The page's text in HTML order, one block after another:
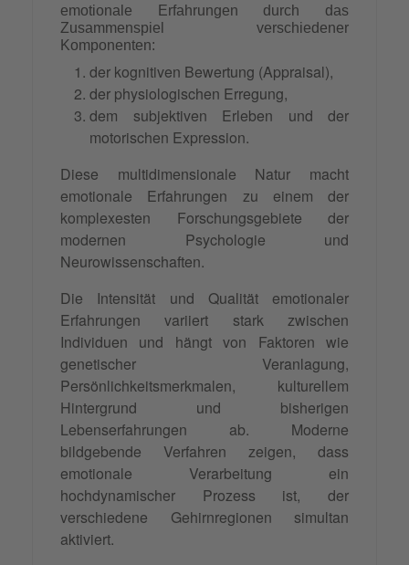
emotionale Erfahrungen durch das
Zusammenspiel verschiedener
Komponenten:
der kognitiven Bewertung (Appraisal),
der physiologischen Erregung,
dem subjektiven Erleben und der
motorischen Expression.
Diese multidimensionale Natur macht
emotionale Erfahrungen zu einem der
komplexesten Forschungsgebiete der
modernen Psychologie und
Neurowissenschaften.
Die Intensität und Qualität emotionaler
Erfahrungen variiert stark zwischen
Individuen und hängt von Faktoren wie
genetischer Veranlagung,
Persönlichkeitsmerkmalen, kulturellem
Hintergrund und bisherigen
Lebenserfahrungen ab. Moderne
bildgebende Verfahren zeigen, dass
emotionale Verarbeitung ein
hochdynamischer Prozess ist, der
verschiedene Gehirnregionen simultan
aktiviert.